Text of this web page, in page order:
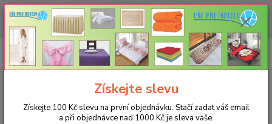
CHCETE NAKOUPIT VĚTŠÍ MNOŽSTVÍ NAŠICH PRODUKTŮ ZA LEPŠÍ
CENU? Klikněte ZDE
CZK
+420 773 794 023
Pondělí-pátek 9-16 hodin
0ks
za0 Kč
Získejte slevu
Získejte 100 Kč slevu na první objednávku. Stačí zadat váš email
a při objednávce nad 1000 Kč je sleva vaše.